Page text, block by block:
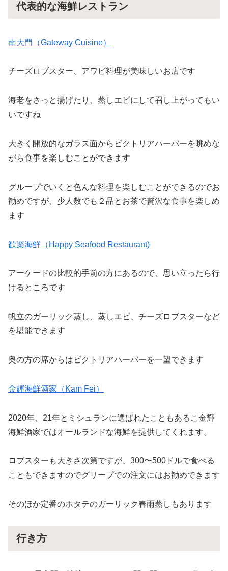
代表的な海鮮レストラン
南大門（Gateway Cuisine）
チーズロブスター、アワビ料理が美味しいお店です
海老をさっと揚げたり、蒸しエビにして召し上がってもい
いですね
大きく開放的なガラス面からビクトリアハーバーを眺めな
がら食事を楽しむことができます
グループでいくと色んな料理を楽しむことができるのでお
勧めですが、少人数でも２品とお茶で贅沢な食事を楽しめ
ます
歓楽海鮮（Happy Seafood Restaurant)
アーケードの比較的手前の方にあるので、思い立ったら行
けるところです
帆立のガーリック蒸し、蒸しエビ、チーズロブスターなど
を堪能できます
奥の方の席からはビクトリアハーバーを一望できます
金輝海鮮酒家（Kam Fei）
2020年、21年とミシュランに選ばれたこともあるこ金輝
海鮮酒家ではオールランドな海鮮を提供してくれます。
ロブスターも大きさ次第ですが、300〜500ドルで食べる
こともできますのでグリープでの注文にはお勧めできます
そのほか定番のホタテのガーリック春雨蒸しもあります
行き方